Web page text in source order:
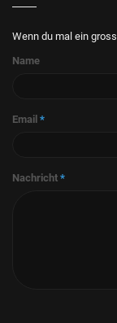
Wenn du mal ein
Name
Email *
Nachricht *